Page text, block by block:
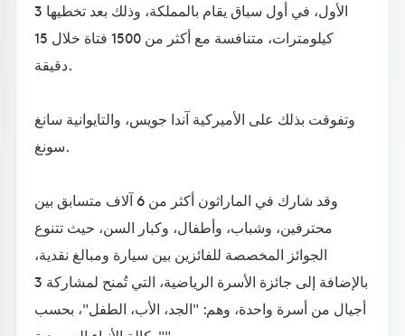
الأول، في أول سباق يقام بالمملكة، وذلك بعد تخطيها 3
كيلومترات، متنافسة مع أكثر من 1500 فتاة خلال 15
دقيقة.
وتفوقت بذلك على الأميركية آندا جويس، والتايوانية سانغ
سونغ.
وقد شارك في الماراثون أكثر من 6 آلاف متسابق بين
محترفين، وشباب، وأطفال، وكبار السن، حيث تتنوع
الجوائز المخصصة للفائزين بين سيارة ومبالغ نقدية،
بالإضافة إلى جائزة الأسرة الرياضية، التي تُمنح لمشاركة 3
أجيال من أسرة واحدة، وهم: "الجد، الأب، الطفل"، بحسب